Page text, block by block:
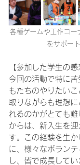
各種ゲームや工作コー
をサポー
【参加した学生の感
今回の活動で特に
もたちのやりたい
取りながらも理想
れるのかがとても
からは、新入生を
す。この経験を生
に、様々なボラン
し、皆で成長して